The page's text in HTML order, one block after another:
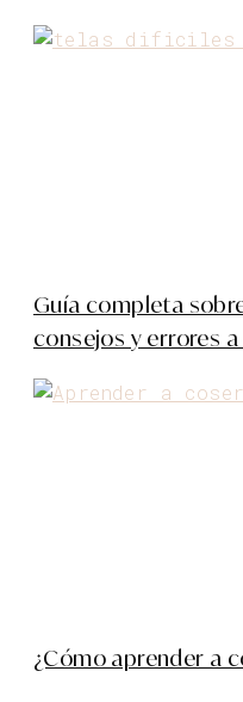
Guía completa
consejos y errores
¿Cómo aprender a